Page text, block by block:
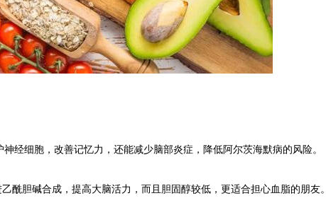
经细胞，改善记忆力，还能减少脑部炎症，降低阿尔茨海默病的风险。
酰胆碱合成，提高大脑活力，而且胆固醇较低，更适合担心血脂的朋友。